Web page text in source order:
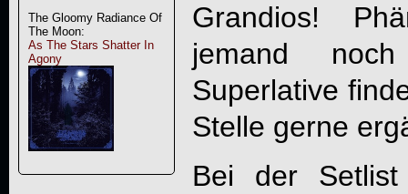
The Gloomy Radiance Of
The Moon:
As The Stars Shatter In
Agony
Grandios!
jemand
Superlative
Stelle gerne
Bei der